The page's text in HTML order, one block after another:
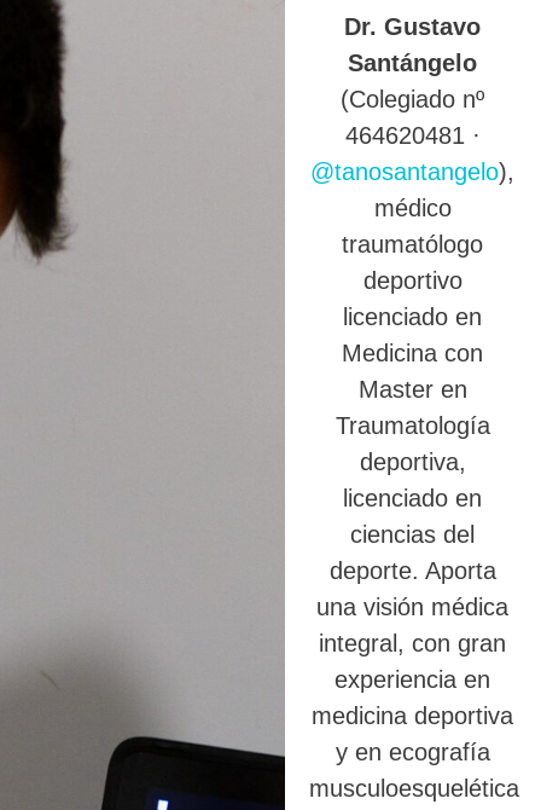
Dr. Gustavo
Santángelo
(Colegiado nº
464620481 ·
@tanosantangelo),
médico
traumatólogo
deportivo
licenciado en
Medicina con
Master en
Traumatología
deportiva,
licenciado en
ciencias del
deporte. Aporta
una visión médica
integral, con gran
experiencia en
medicina deportiva
y en ecografía
musculoesquelética